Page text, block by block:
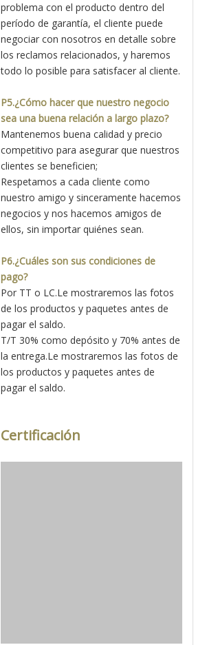
problema con el producto dentro del
período de garantía, el cliente puede
negociar con nosotros en detalle sobre
los reclamos relacionados, y haremos
todo lo posible para satisfacer al cliente.
P5.¿Cómo hacer que nuestro negocio
sea una buena relación a largo plazo?
Mantenemos buena calidad y precio
competitivo para asegurar que nuestros
clientes se beneficien;
Respetamos a cada cliente como
nuestro amigo y sinceramente hacemos
negocios y nos hacemos amigos de
ellos, sin importar quiénes sean.
P6.¿Cuáles son sus condiciones de
pago?
Por TT o LC.Le mostraremos las fotos
de los productos y paquetes antes de
pagar el saldo.
T/T 30% como depósito y 70% antes de
la entrega.Le mostraremos las fotos de
los productos y paquetes antes de
pagar el saldo.
Certificación